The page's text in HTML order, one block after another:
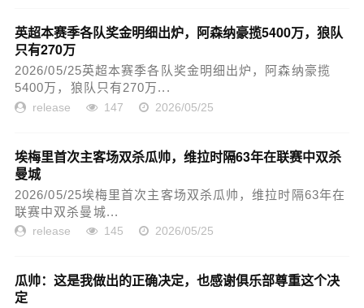
英超本赛季各队奖金明细出炉，阿森纳豪揽5400万，狼队
只有270万
2026/05/25英超本赛季各队奖金明细出炉，阿森纳豪揽
5400万，狼队只有270万...
release 147 2026/05/25
埃梅里首次主客场双杀瓜帅，维拉时隔63年在联赛中双杀
曼城
2026/05/25埃梅里首次主客场双杀瓜帅，维拉时隔63年在
联赛中双杀曼城...
release 145 2026/05/25
瓜帅：这是我做出的正确决定，也感谢俱乐部尊重这个决
定